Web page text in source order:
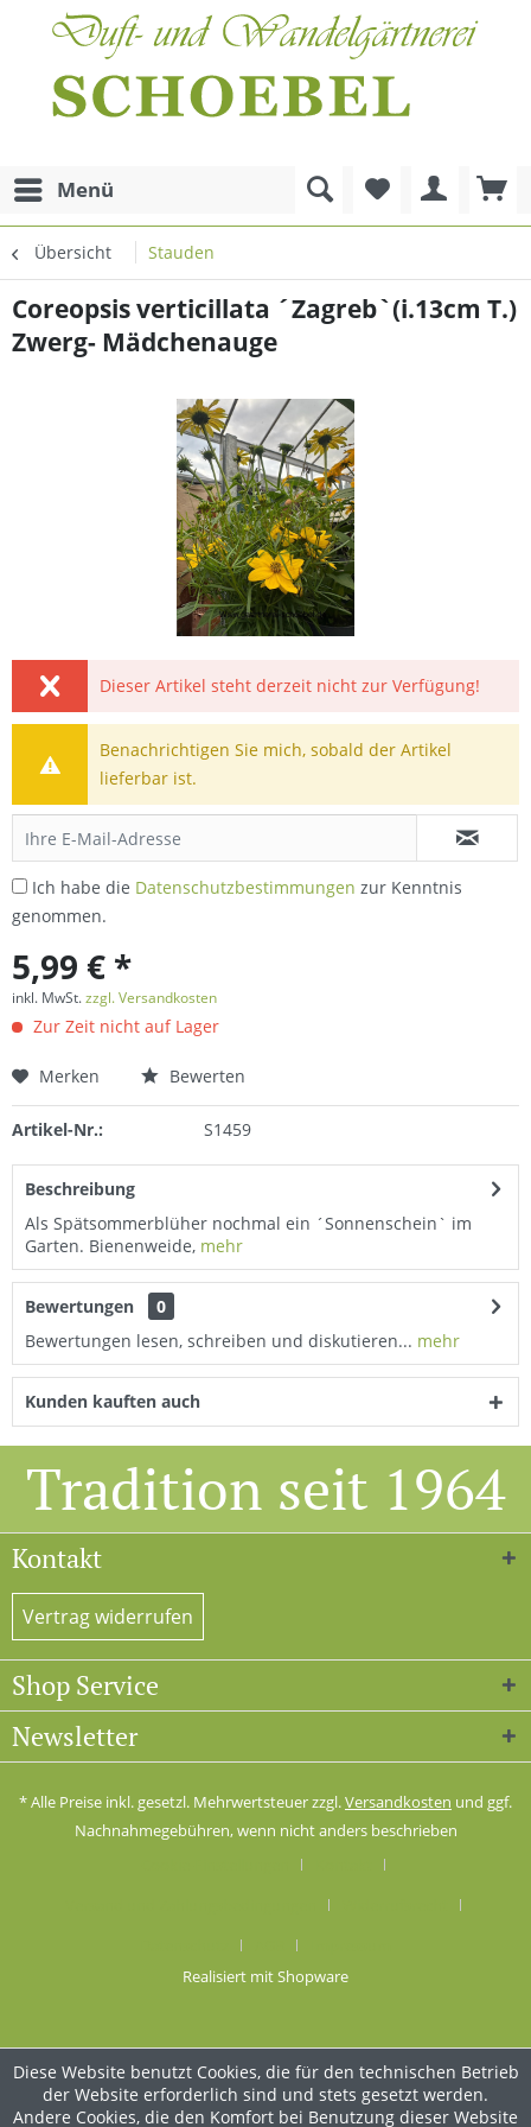
Menü
Übersicht Stauden
Coreopsis verticillata ´Zagreb`(i.13cm T.)
Zwerg- Mädchenauge
Dieser Artikel steht derzeit nicht zur Verfügung!
Benachrichtigen Sie mich, sobald der Artikel
lieferbar ist.
Ich habe die Datenschutzbestimmungen zur Kenntnis
genommen.
5,99 € *
inkl. MwSt.zzgl. Versandkosten
Zur Zeit nicht auf Lager
Merken Bewerten
Artikel-Nr.: S1459
Beschreibung
Als Spätsommerblüher nochmal ein ´Sonnenschein` im
Garten. Bienenweide, mehr
Bewertungen
0
Bewertungen lesen, schreiben und diskutieren... mehr
Kunden kauften auch
Tradition seit 1964
Kontakt
Vertrag widerrufen
Shop Service
Newsletter
* Alle Preise inkl. gesetzl. Mehrwertsteuer zzgl.Versandkosten und ggf.
Nachnahmegebühren, wenn nicht anders beschrieben
Realisiert mit Shopware
Diese Website benutzt Cookies, die für den technischen Betrieb
der Website erforderlich sind und stets gesetzt werden.
Andere Cookies, die den Komfort bei Benutzung dieser Website